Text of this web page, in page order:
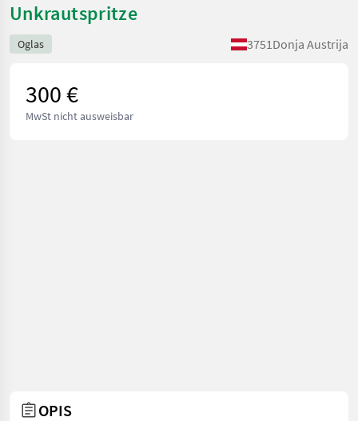
Unkrautspritze
Oglas 3751Donja Austrija
300 €
MwSt nicht ausweisbar
OPIS